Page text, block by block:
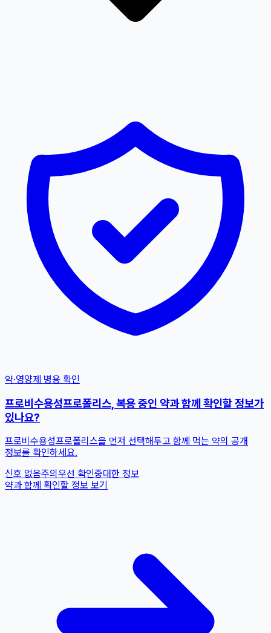
약·영양제 병용 확인
프로비수용성프로폴리스, 복용 중인 약과 함께 확인할 정보가
있나요?
프로비수용성프로폴리스을 먼저 선택해두고 함께 먹는 약의 공개
정보를 확인하세요.
신호 없음주의 우선 확인중대한 정보
약과 함께 확인할 정보 보기